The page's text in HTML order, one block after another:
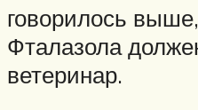
говорилось
Фталазола
ветеринар.